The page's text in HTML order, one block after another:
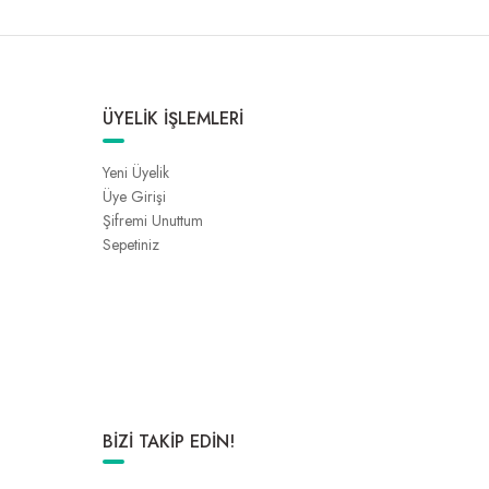
ÜYELİK İŞLEMLERİ
Yeni Üyelik
Üye Girişi
Şifremi Unuttum
Sepetiniz
BİZİ TAKİP EDİN!